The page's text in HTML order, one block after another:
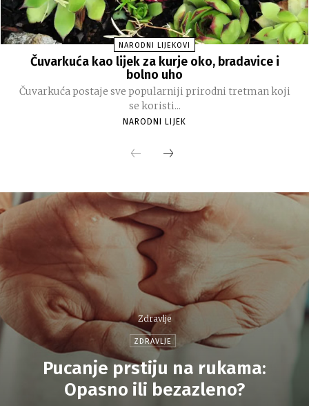
NARODNI LIJEKOVI
Čuvarkuća kao lijek za kurje oko, bradavice i
bolno uho
Čuvarkuća postaje sve popularniji prirodni tretman koji
se koristi...
NARODNI LIJEK